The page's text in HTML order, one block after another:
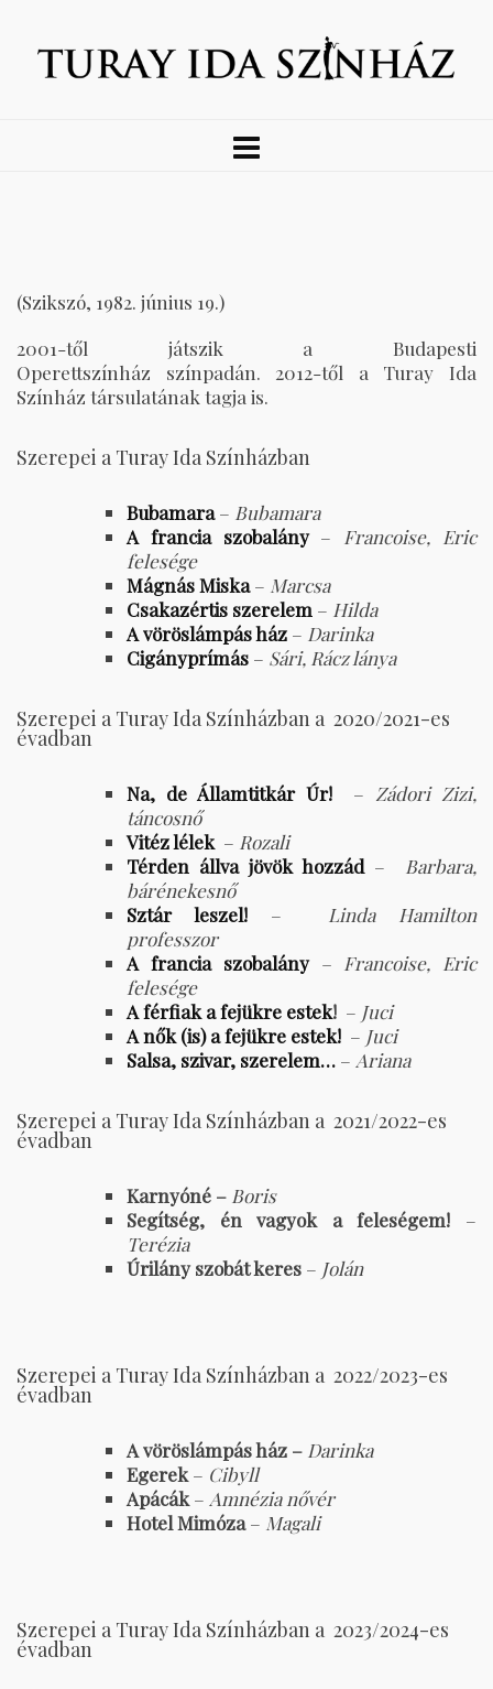
(Szikszó, 1982. június 19.)
2001-től játszik a Budapesti
Operettszínház színpadán. 2012-től a Turay Ida
Színház társulatának tagja is.
Szerepei a Turay Ida Színházban
Bubamara – Bubamara
A francia szobalány– Francoise, Eric
felesége
Mágnás Miska– Marcsa
Csakazértis szerelem – Hilda
A vöröslámpás ház – Darinka
Cigányprímás – Sári, Rácz lánya
Szerepei a Turay Ida Színházban a 2020/2021-es
évadban
Na, de Államtitkár Úr!– Zádori Zizi,
táncosnő
Vitéz lélek – Rozali
Térden állva jövök hozzád – Barbara,
bárénekesnő
Sztár leszel! – Linda Hamilton
professzor
A francia szobalány– Francoise, Eric
felesége
A férfiak a fejükre estek! – Juci
A nők (is) a fejükre estek! – Juci
Salsa, szivar, szerelem… – Ariana
Szerepei a Turay Ida Színházban a 2021/2022-es
évadban
Karnyóné – Boris
Segítség, én vagyok a feleségem! –
Terézia
Úrilány szobát keres – Jolán
Szerepei a Turay Ida Színházban a 2022/2023-es
évadban
A vöröslámpás ház – Darinka
Egerek – Cibyll
Apácák – Amnézia nővér
Hotel Mimóza– Magali
Szerepei a Turay Ida Színházban a 2023/2024-es
évadban